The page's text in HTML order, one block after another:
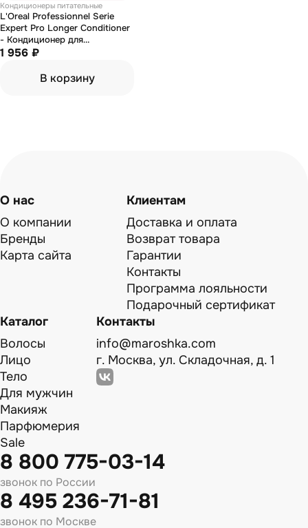
Кондиционеры питательные
L'Oreal Professionnel Serie
Expert Pro Longer Conditioner
- Кондиционер для
восстановления волос по
1 956 ₽
В корзину
О нас
О компании
Бренды
Карта сайта
Клиентам
Доставка и оплата
Возврат товара
Гарантии
Контакты
Программа лояльности
Подарочный сертификат
Каталог
Волосы
Лицо
Тело
Для мужчин
Макияж
Парфюмерия
Sale
Контакты
info@maroshka.com
г. Москва, ул. Складочная, д. 1
8 800 775-03-14
звонок по России
8 495 236-71-81
звонок по Москве